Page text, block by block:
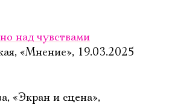
над чувствами
«Мнение», 19.03.2025
«Экран и сцена»,